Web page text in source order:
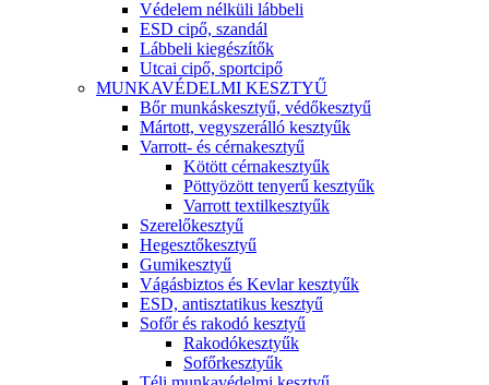
Védelem nélküli lábbeli
ESD cipő, szandál
Lábbeli kiegészítők
Utcai cipő, sportcipő
MUNKAVÉDELMI KESZTYŰ
Bőr munkáskesztyű, védőkesztyű
Mártott, vegyszerálló kesztyűk
Varrott- és cérnakesztyű
Kötött cérnakesztyűk
Pöttyözött tenyerű kesztyűk
Varrott textilkesztyűk
Szerelőkesztyű
Hegesztőkesztyű
Gumikesztyű
Vágásbiztos és Kevlar kesztyűk
ESD, antisztatikus kesztyű
Sofőr és rakodó kesztyű
Rakodókesztyűk
Sofőrkesztyűk